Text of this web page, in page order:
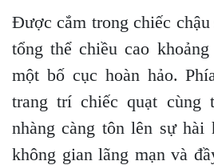
Được cắm trong chiếc
tổng thể chiều cao
một bố cục hoàn hảo.
trang trí chiếc quạt cùng
nhàng càng tôn lên sự hài
không gian lãng mạn và